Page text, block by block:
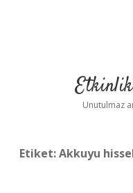
Unutulmaz
Etiket:Akkuyu